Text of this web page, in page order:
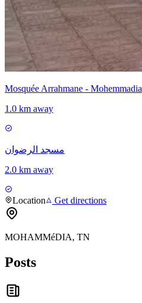
Mosquée Arrahmane - Mohemmadia
1.0 km away
مسجد الرضوان
2.0 km away
Location Get directions
MOHAMMéDIA, TN
Posts